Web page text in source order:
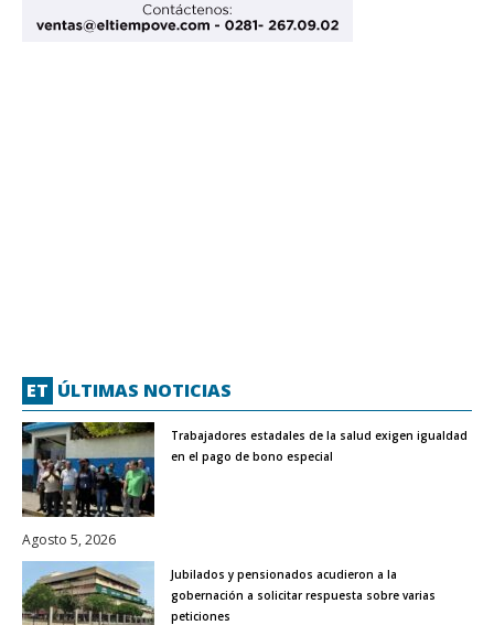
ET ÚLTIMAS NOTICIAS
Trabajadores estadales de la salud exigen igualdad
en el pago de bono especial
Agosto 5, 2026
Jubilados y pensionados acudieron a la
gobernación a solicitar respuesta sobre varias
peticiones